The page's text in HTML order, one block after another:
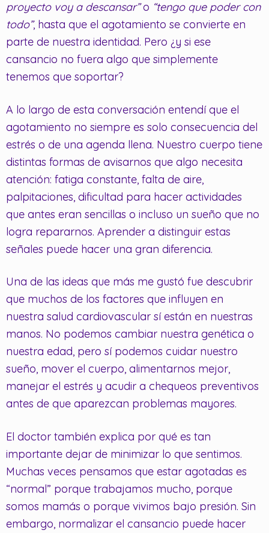
proyecto voy a descansar”o “tengo que poder con
todo”, hasta que el agotamiento se convierte en
parte de nuestra identidad. Pero ¿y si ese
cansancio no fuera algo que simplemente
tenemos que soportar?
A lo largo de esta conversación entendí que el
agotamiento no siempre es solo consecuencia del
estrés o de una agenda llena. Nuestro cuerpo tiene
distintas formas de avisarnos que algo necesita
atención: fatiga constante, falta de aire,
palpitaciones, dificultad para hacer actividades
que antes eran sencillas o incluso un sueño que no
logra repararnos. Aprender a distinguir estas
señales puede hacer una gran diferencia.
Una de las ideas que más me gustó fue descubrir
que muchos de los factores que influyen en
nuestra salud cardiovascular sí están en nuestras
manos. No podemos cambiar nuestra genética o
nuestra edad, pero sí podemos cuidar nuestro
sueño, mover el cuerpo, alimentarnos mejor,
manejar el estrés y acudir a chequeos preventivos
antes de que aparezcan problemas mayores.
El doctor también explica por qué es tan
importante dejar de minimizar lo que sentimos.
Muchas veces pensamos que estar agotadas es
“normal” porque trabajamos mucho, porque
somos mamás o porque vivimos bajo presión. Sin
embargo, normalizar el cansancio puede hacer